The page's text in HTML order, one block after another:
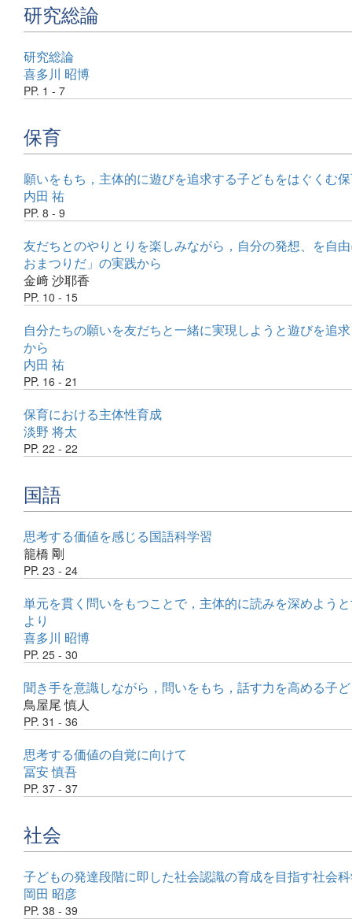
研究総論
研究総論
喜多川 昭博
PP. 1 - 7
保育
願いをもち，主体的に遊びを追求する子どもをはぐくむ
内田 祐
PP. 8 - 9
友だちとのやりとりを楽しみながら，自分の発想、を
おまつりだ」の実践から
金﨑 沙耶香
PP. 10 - 15
自分たちの願いを友だちと一緒に実現しようと遊びを
から
内田 祐
PP. 16 - 21
保育における主体性育成
淡野 将太
PP. 22 - 22
国語
思考する価値を感じる国語科学習
籠橋 剛
PP. 23 - 24
単元を貫く問いをもつことで，主体的に読みを深めよ
より
喜多川 昭博
PP. 25 - 30
聞き手を意識しながら，問いをもち，話す力を高める
鳥屋尾 慎人
PP. 31 - 36
思考する価値の自覚に向けて
冨安 慎吾
PP. 37 - 37
社会
子どもの発達段階に即した社会認識の育成を目指す社
岡田 昭彦
PP. 38 - 39